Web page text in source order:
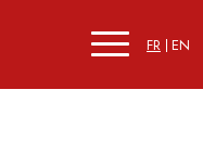
FR EN